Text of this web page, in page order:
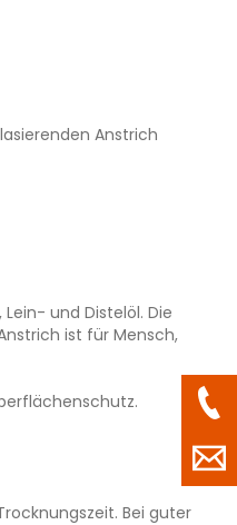
Anstrich
und Distelöl. Die
ist für Mensch,
Bei guter